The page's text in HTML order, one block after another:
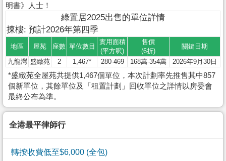
明書》人士！
綠置居2025出售的單位詳情
揀樓: 預計2026年第四季
地區 屋苑 座數 單位數目
實用面積
(平方呎)
售價
(6折)
關鍵日期
九龍灣 盛緻苑 2 1,467* 280-469 168萬-354萬 2026年9月30日
*盛緻苑全屋苑共提供1,467個單位，本次計劃率先推售其中857
個新單位，其餘單位及「租置計劃」回收單位之詳情以房委會
最終公布為準。
全港最平律師行
轉按收費低至$6,000 (全包)